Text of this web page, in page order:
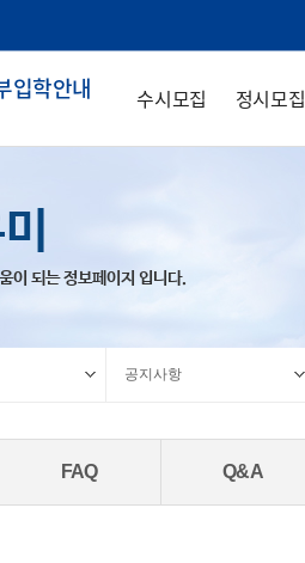
입학안내 수시모집 정시모집
이 되는 정보페이지 입니다.
공지사항
FAQ Q&A